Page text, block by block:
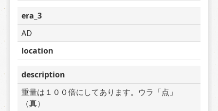
era_3
AD
location
description
重量は１００倍にしてあります。ウラ「点」
（真）